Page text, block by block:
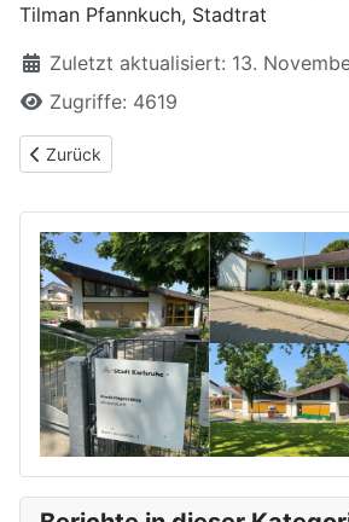
Tilman Pfannkuch, Stadtrat
Zuletzt aktualisiert: 13.
Zugriffe: 4619
Vorheriger Beitrag: Sachstand
Zurück